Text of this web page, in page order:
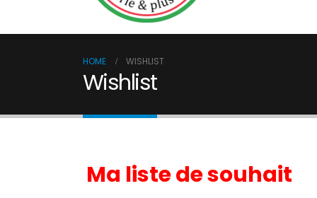
HOME WISHLIST
Wishlist
Ma liste de souhait